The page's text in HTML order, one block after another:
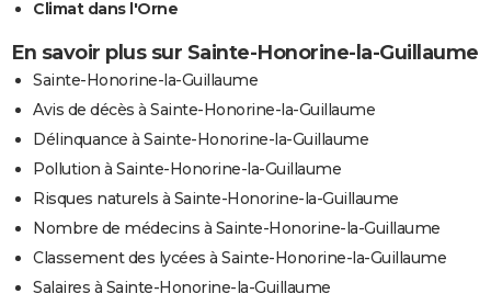
Climat dans l'Orne
En savoir plus sur Sainte-Honorine-la-Guillaume
Sainte-Honorine-la-Guillaume
Avis de décès à Sainte-Honorine-la-Guillaume
Délinquance à Sainte-Honorine-la-Guillaume
Pollution à Sainte-Honorine-la-Guillaume
Risques naturels à Sainte-Honorine-la-Guillaume
Nombre de médecins à Sainte-Honorine-la-Guillaume
Classement des lycées à Sainte-Honorine-la-Guillaume
Salaires à Sainte-Honorine-la-Guillaume